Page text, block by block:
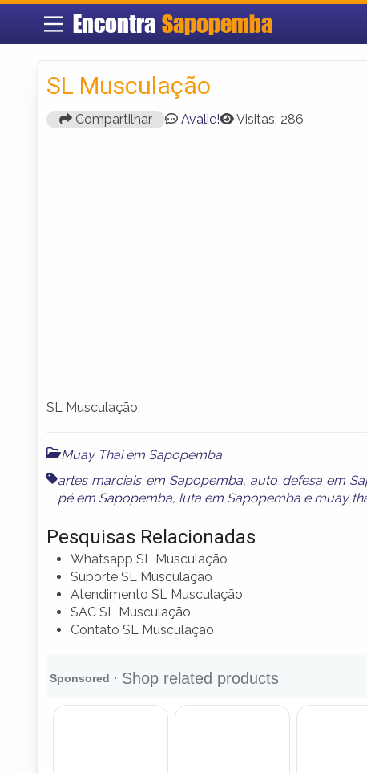
Encontra Sapopemba
SL Musculação
Compartilhar Avalie! Visitas: 286
SL Musculação
Muay Thai em Sapopemba
artes marciais em Sapopemba, auto defesa em
pé em Sapopemba, luta em Sapopemba e muay
Pesquisas Relacionadas
Whatsapp SL Musculação
Suporte SL Musculação
Atendimento SL Musculação
SAC SL Musculação
Contato SL Musculação